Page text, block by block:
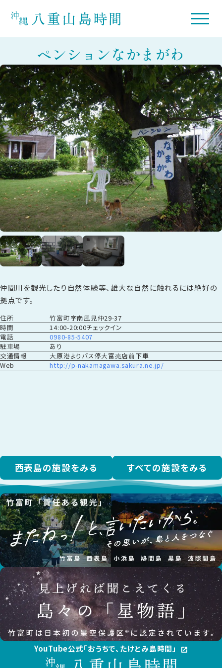
ペンションなかまがわ
仲間川を観光したり自然体験等、雄大な自然に触れるには絶好の
拠点です。
住所
竹富町字南風見仲29-37
時間
14:00-20:00チェックイン
電話
0980-85-5407
駐車場
あり
交通情報
大原港よりバス停大富売店前下車
Web
http://p-nakamagawa.sakura.ne.jp/
西表島の施設をみる すべての施設をみる
YouTube公式「おうちで、たけとみ島時間」 open_in_new